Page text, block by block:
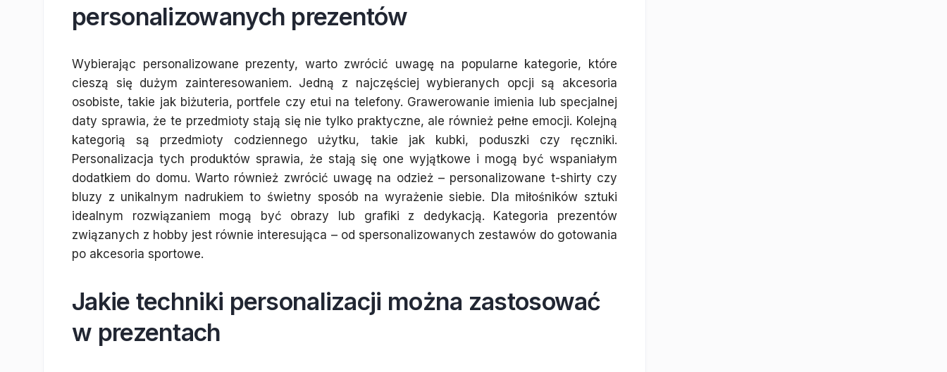
personalizowanych prezentów
Wybierając personalizowane prezenty, warto zwrócić uwagę na popularne kategorie, które
cieszą się dużym zainteresowaniem. Jedną z najczęściej wybieranych opcji są akcesoria
osobiste, takie jak biżuteria, portfele czy etui na telefony. Grawerowanie imienia lub specjalnej
daty sprawia, że te przedmioty stają się nie tylko praktyczne, ale również pełne emocji. Kolejną
kategorią są przedmioty codziennego użytku, takie jak kubki, poduszki czy ręczniki.
Personalizacja tych produktów sprawia, że stają się one wyjątkowe i mogą być wspaniałym
dodatkiem do domu. Warto również zwrócić uwagę na odzież – personalizowane t-shirty czy
bluzy z unikalnym nadrukiem to świetny sposób na wyrażenie siebie. Dla miłośników sztuki
idealnym rozwiązaniem mogą być obrazy lub grafiki z dedykacją. Kategoria prezentów
związanych z hobby jest równie interesująca – od spersonalizowanych zestawów do gotowania
po akcesoria sportowe.
Jakie techniki personalizacji można zastosować
w prezentach